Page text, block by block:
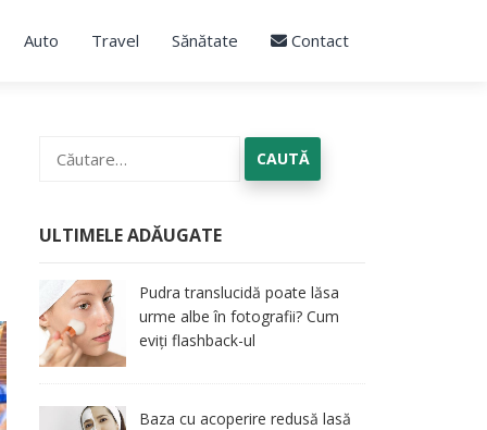
Auto Travel Sănătate Contact
după:
ULTIMELE ADĂUGATE
Pudra translucidă poate lăsa
urme albe în fotografii? Cum
eviți flashback-ul
Baza cu acoperire redusă lasă